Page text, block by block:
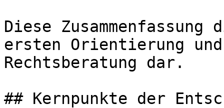
Diese
ersten Orientierung
Rechtsberatung dar.
## Kernpunkte der